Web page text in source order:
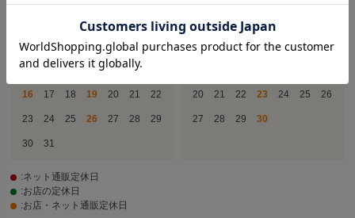
1
2 3 4 5 6 7 8
9 10 11 12 13 14
16 17 18 19 20 21 22
23 24 25 26 27 28 29
30 31
1
6 7 8 9 10 11 12
20 21 22 23 24 25 26
27 28 29 30
:ネット通販定休日
:お店の定休日
:お店・ネット通販定休日